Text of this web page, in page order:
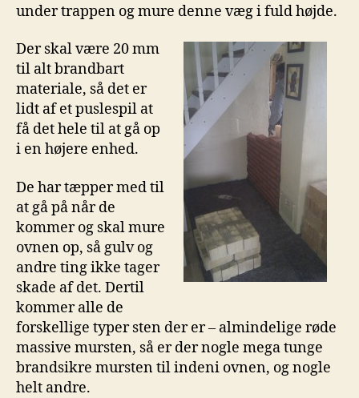
under trappen og mure denne væg i fuld højde.
Der skal være 20 mm
til alt brandbart
materiale, så det er
lidt af et puslespil at
få det hele til at gå op
i en højere enhed.
De har tæpper med til
at gå på når de
kommer og skal mure
ovnen op, så gulv og
andre ting ikke tager
skade af det. Dertil
kommer alle de
forskellige typer sten der er – almindelige røde
massive mursten, så er der nogle mega tunge
brandsikre mursten til indeni ovnen, og nogle
helt andre.